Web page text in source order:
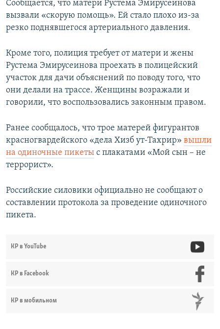
Сообщается, что матери Рустема Эмирусеинова
вызвали «скорую помощь». Ей стало плохо из-за
резко поднявшегося артериального давления.
Кроме того, полиция требует от матери и жены
Рустема Эмирусеинова проехать в полицейский
участок для дачи объяснений по поводу того, что
они делали на трассе. Женщины возражали и
говорили, что воспользовались законным правом.
Ранее сообщалось, что трое матерей фигурантов
красногвардейского «дела Хизб ут-Тахрир» вышли
на одиночные пикеты с плакатами «Мой сын – не
террорист».
Российские силовики официально не сообщают о
составлении протокола за проведение одиночного
пикета.
КР в YouTube
КР в Facebook
КР в мобильном